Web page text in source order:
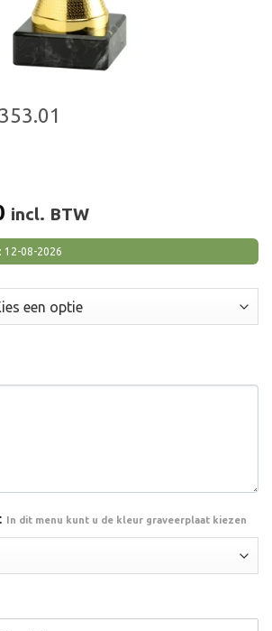
Prijsklasse:
€6.75
tot
incl. BTW
12-08-2026
In dit menu kunt u de kleur graveerplaat kiezen